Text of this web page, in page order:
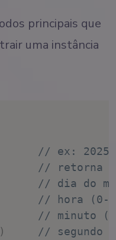
principais que
uma instância
// ex: 2025
// retorna
// dia do
// hora (0-
// minuto
)
// segundo